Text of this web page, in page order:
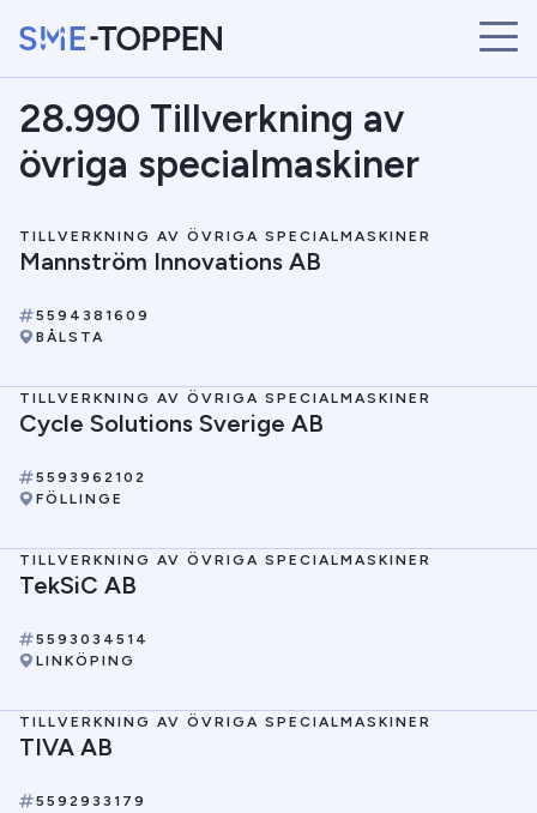
START
ÅRETS VINNARE
BRANSCHER
NYHETER
28.990 Tillverkning av
övriga specialmaskiner
TILLVERKNING AV ÖVRIGA SPECIALMASKINER
Mannström Innovations AB
5594381609
BÅLSTA
TILLVERKNING AV ÖVRIGA SPECIALMASKINER
Cycle Solutions Sverige AB
5593962102
FÖLLINGE
TILLVERKNING AV ÖVRIGA SPECIALMASKINER
TekSiC AB
5593034514
LINKÖPING
TILLVERKNING AV ÖVRIGA SPECIALMASKINER
TIVA AB
5592933179